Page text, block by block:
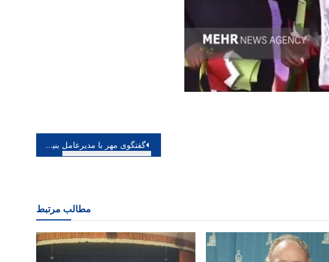
گفتگوی مهر با مدیرعامل بنیاد رودکی-۲؛ روایت آقای مدیر از شوک های بزرگ هنرمندان را با عملکردشان قضاوت نماییم
مطالب مرتبط